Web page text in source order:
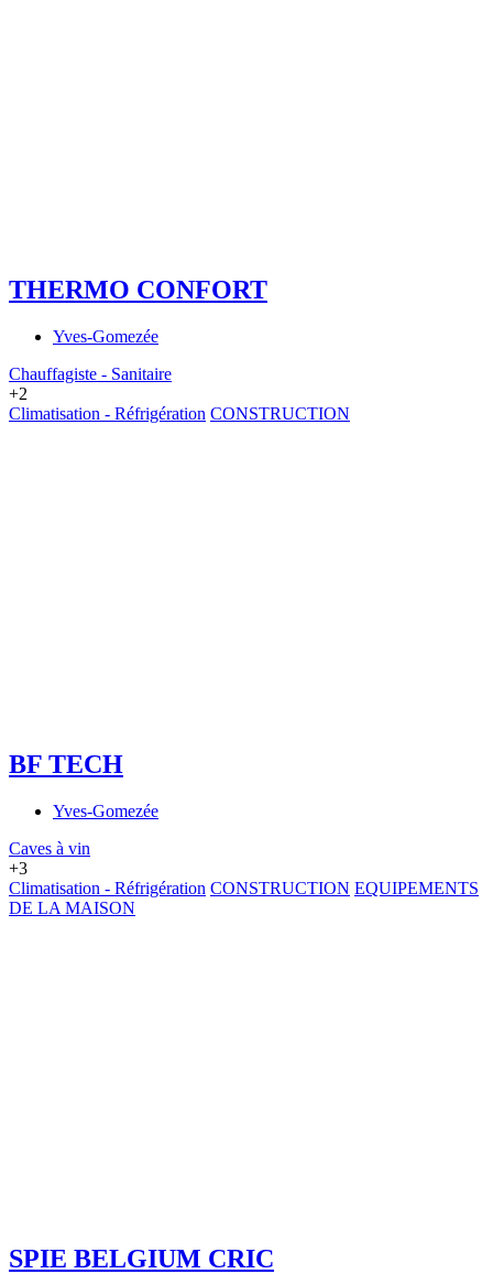
THERMO CONFORT
Yves-Gomezée
Chauffagiste - Sanitaire
+2
Climatisation - Réfrigération CONSTRUCTION
BF TECH
Yves-Gomezée
Caves à vin
+3
Climatisation - Réfrigération CONSTRUCTION EQUIPEMENTS
DE LA MAISON
SPIE BELGIUM CRIC